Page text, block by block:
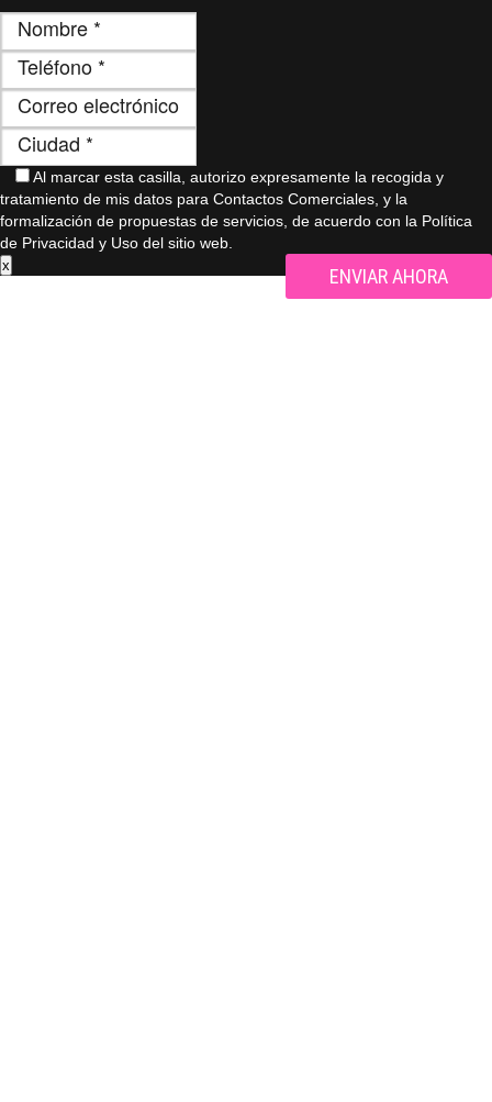
Al marcar esta casilla, autorizo ​​expresamente la recogida y
tratamiento de mis datos para Contactos Comerciales, y la
formalización de propuestas de servicios, de acuerdo con la Política
de Privacidad y Uso del sitio web.
x